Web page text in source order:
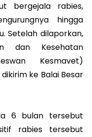
bergejala rabies,
hingga
Setelah dilaporkan,
dan Kesehatan
Kesmavet)
ke Balai Besar
6 bulan tersebut
rabies tersebut